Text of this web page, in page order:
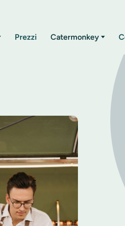
Prezzi Catermonkey